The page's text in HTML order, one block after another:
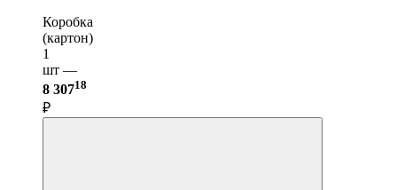
Коробка
(картон)
1
шт —
8 30718
₽